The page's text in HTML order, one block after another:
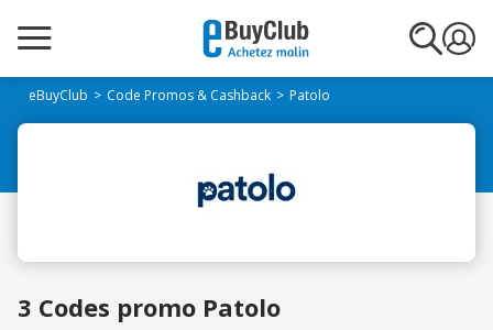
eBuyClub Code Promos & Cashback Patolo
3 Codes promo Patolo